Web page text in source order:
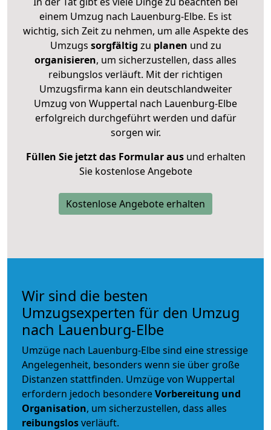
einem Umzug nach Lauenburg-Elbe. Es ist
wichtig, sich Zeit zu nehmen, um alle Aspekte des
Umzugs sorgfältig zu planen und zu
organisieren, um sicherzustellen, dass alles
reibungslos verläuft. Mit der richtigen
Umzugsfirma kann ein deutschlandweiter
Umzug von Wuppertal nach Lauenburg-Elbe
erfolgreich durchgeführt werden und dafür
sorgen wir.
Füllen Sie jetzt das Formular ausund erhalten
Sie kostenlose Angebote
Kostenlose Angebote erhalten
Wir sind die besten
Umzugsexperten für den Umzug
nach Lauenburg-Elbe
Umzüge nach Lauenburg-Elbe sind eine stressige
Angelegenheit, besonders wenn sie über große
Distanzen stattfinden. Umzüge von Wuppertal
erfordern jedoch besondereVorbereitung und
Organisation, um sicherzustellen, dass alles
reibungslosverläuft.